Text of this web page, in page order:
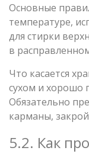
Основные
температуре,
для стирки
в
Что касается
сухом и хорошо
Обязательно
карманы,
5.2. Как